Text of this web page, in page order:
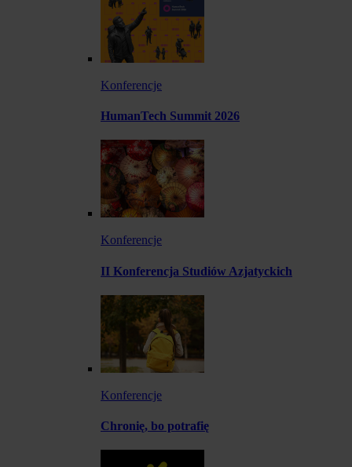
Konferencje
HumanTech Summit 2026
Konferencje
II Konferencja Studiów Azjatyckich
Konferencje
Chronię, bo potrafię